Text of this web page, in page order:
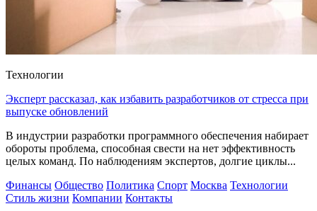
Технологии
Эксперт рассказал, как избавить разработчиков от стресса при
выпуске обновлений
В индустрии разработки программного обеспечения набирает
обороты проблема, способная свести на нет эффективность
целых команд. По наблюдениям экспертов, долгие циклы...
Финансы Общество Политика Спорт Москва Технологии
Стиль жизни Компании Контакты